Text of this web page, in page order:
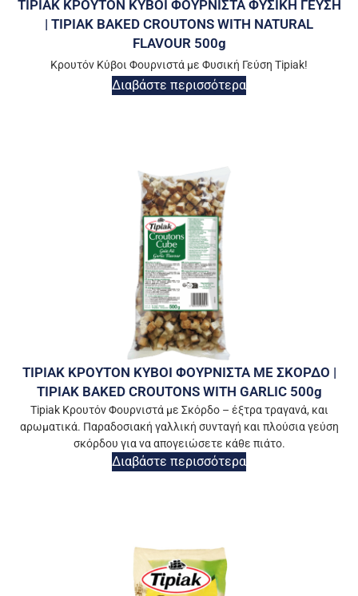
TIPIAK ΚΡΟΥΤΟΝ ΚΥΒΟΙ ΦΟΥΡΝΙΣΤΑ ΦΥΣΙΚΗ ΓΕΥΣΗ
| TIPIAK BAKED CROUTONS WITH NATURAL
FLAVOUR 500g
Κρουτόν Κύβοι Φουρνιστά με Φυσική Γεύση Tipiak!
Διαβάστε περισσότερα
TIPIAK ΚΡΟΥΤΟΝ ΚΥΒΟΙ ΦΟΥΡΝΙΣΤΑ ΜΕ ΣΚΟΡΔΟ |
TIPIAK BAKED CROUTONS WITH GARLIC 500g
Tipiak Κρουτόν Φουρνιστά με Σκόρδο – έξτρα τραγανά, και
αρωματικά. Παραδοσιακή γαλλική συνταγή και πλούσια γεύση
σκόρδου για να απογειώσετε κάθε πιάτο.
Διαβάστε περισσότερα